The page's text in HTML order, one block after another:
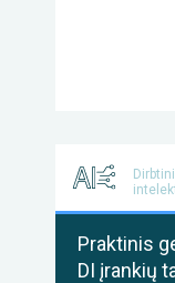
Praktinis
DI įrankių